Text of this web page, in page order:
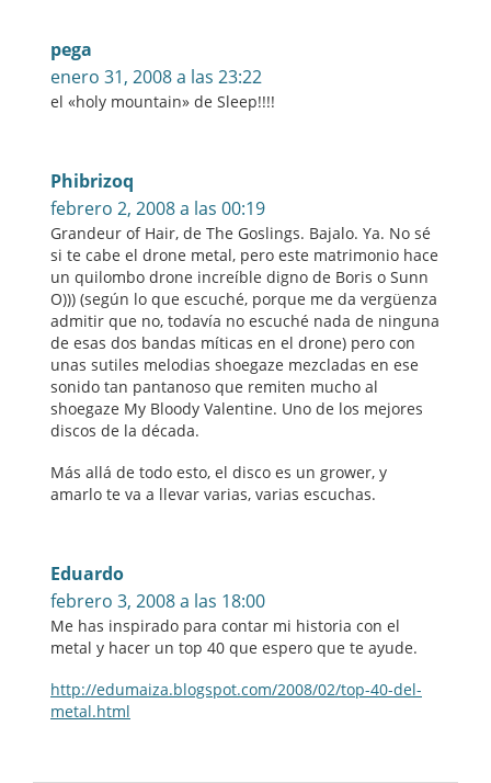
pega
enero 31, 2008 a las 23:22
el «holy mountain» de Sleep!!!!
Phibrizoq
febrero 2, 2008 a las 00:19
Grandeur of Hair, de The Goslings. Bajalo. Ya. No sé
si te cabe el drone metal, pero este matrimonio hace
un quilombo drone increíble digno de Boris o Sunn
O))) (según lo que escuché, porque me da vergüenza
admitir que no, todavía no escuché nada de ninguna
de esas dos bandas míticas en el drone) pero con
unas sutiles melodias shoegaze mezcladas en ese
sonido tan pantanoso que remiten mucho al
shoegaze My Bloody Valentine. Uno de los mejores
discos de la década.
Más allá de todo esto, el disco es un grower, y
amarlo te va a llevar varias, varias escuchas.
Eduardo
febrero 3, 2008 a las 18:00
Me has inspirado para contar mi historia con el
metal y hacer un top 40 que espero que te ayude.
http://edumaiza.blogspot.com/2008/02/top-40-del-
metal.html